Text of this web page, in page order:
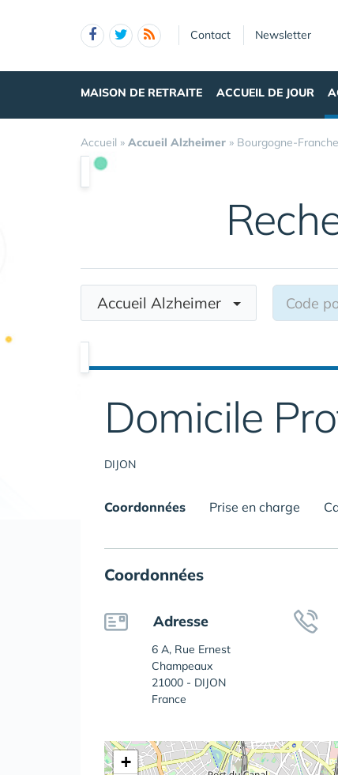
Contact Newsletter
MAISON DE RETRAITE ACCUEIL DE JOUR
Accueil » Accueil Alzheimer » Bourgogne-
Accueil Alzheimer
Domicile
DIJON
Coordonnées Prise en charge
Coordonnées
Adresse
6 A, Rue Ernest
Champeaux
21000 - DIJON
France
+